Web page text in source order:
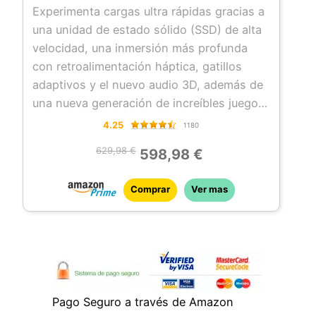
Experimenta cargas ultra rápidas gracias a
una unidad de estado sólido (SSD) de alta
velocidad, una inmersión más profunda
con retroalimentación háptica, gatillos
adaptivos y el nuevo audio 3D, además de
una nueva generación de increíbles juegos
de PlayStation
elementos inspirados en el pasado, el
presente y el futuro de Gran Turismo
Desde los vehículos y circuitos más
clásicos hasta la reincorporación del
de las mejores funcionalidades de las
anteriores entregas de la serie
4.25 1180
629,98 € 598,98 €
Comprar Ver mas
Pago Seguro a través de Amazon